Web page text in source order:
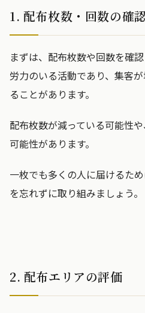
1. 配布枚数・回数の確認
まずは、配布枚数や回数を確
労力のいる活動であり、集客
ることがあります。
配布枚数が減っている可能性
可能性があります。
一枚でも多くの人に届けるた
を忘れずに取り組みましょう。
2. 配布エリアの評価